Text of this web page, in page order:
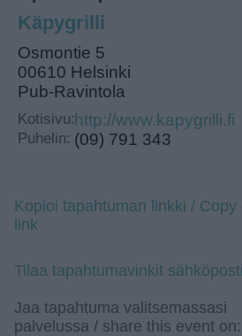
Käpygrilli
Osmontie 5
00610 Helsinki
Pub-Ravintola
Kotisivu: http://www.kapygrilli.fi
Puhelin: (09) 791 343
Kopioi tapahtuman linkki / Copy
link
Tilaa tapahtumavinkit
Jaa tapahtuma valitsemassasi
palvelussa / share this event on: